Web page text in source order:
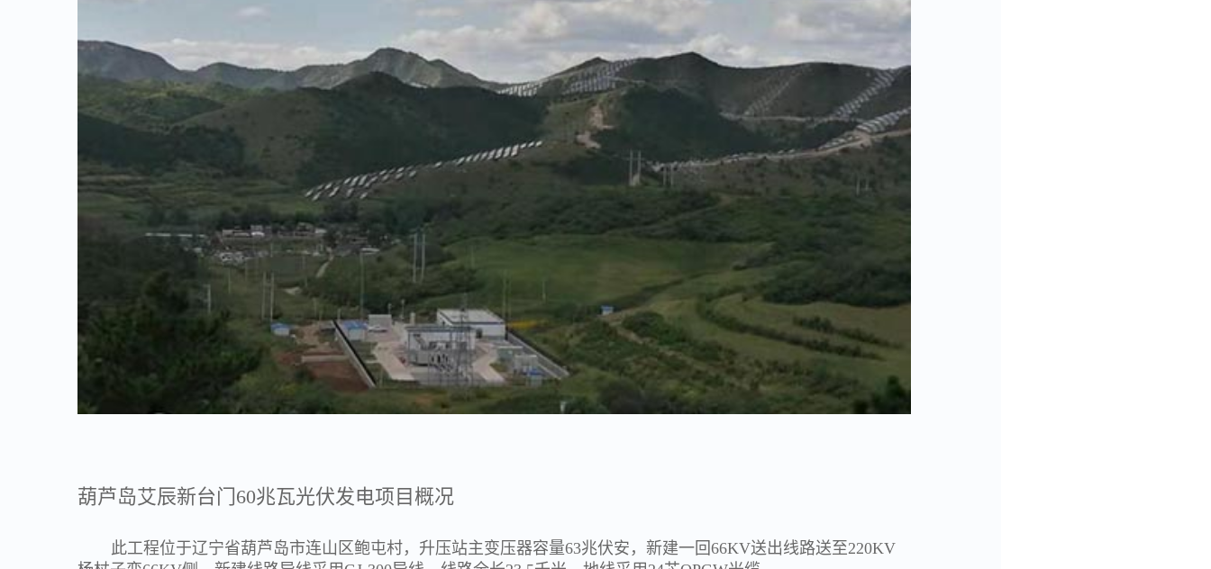
葫芦岛艾辰新台门60兆瓦光伏发电项目概况
此工程位于辽宁省葫芦岛市连山区鲍屯村，升压站主变压器容量63兆伏安，新建一回66KV送出线路送至220KV